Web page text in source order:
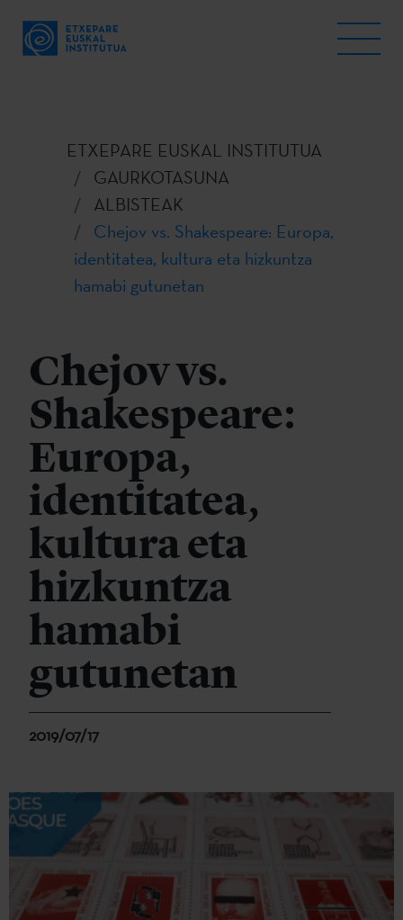
ETXEPARE EUSKAL INSTITUTUA
GAURKOTASUNA
ALBISTEAK
Chejov vs. Shakespeare: Europa,
identitatea, kultura eta hizkuntza
hamabi gutunetan
Chejov vs.
Shakespeare:
Europa,
identitatea,
kultura eta
hizkuntza
hamabi
gutunetan
2019/07/17